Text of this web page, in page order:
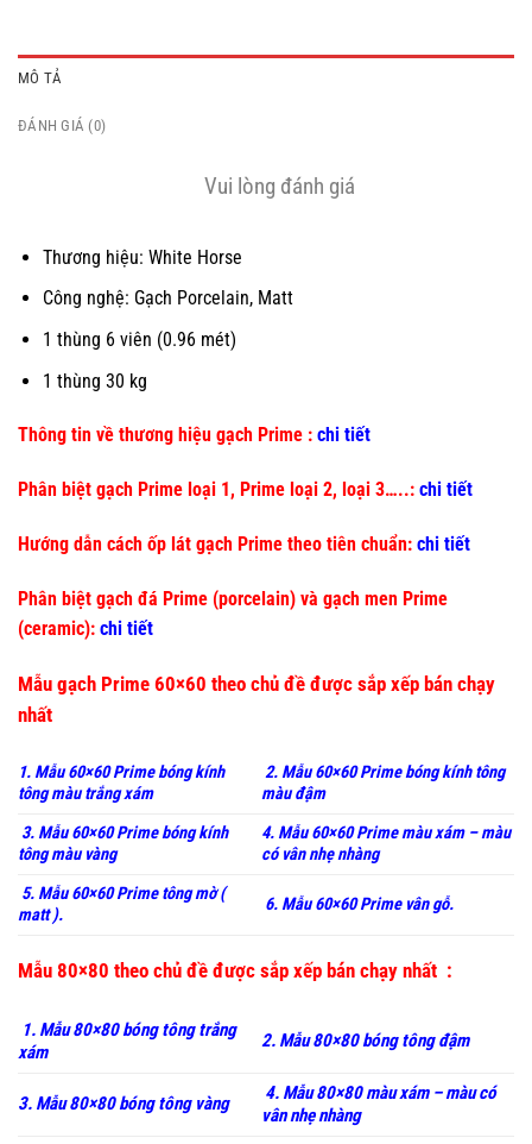
MÔ TẢ
ĐÁNH GIÁ (0)
Vui lòng đánh giá
Thương hiệu: White Horse
Công nghệ: Gạch Porcelain, Matt
1 thùng 6 viên (0.96 mét)
1 thùng 30 kg
Thông tin về thương hiệu gạch Prime : chi tiết
Phân biệt gạch Prime loại 1, Prime loại 2, loại 3…..: chi tiết
Hướng dẫn cách ốp lát gạch Prime theo tiên chuẩn: chi tiết
Phân biệt gạch đá Prime (porcelain) và gạch men Prime
(ceramic): chi tiết
Mẫu gạch Prime 60×60 theo chủ đề được sắp xếp bán chạy
nhất
1. Mẫu 60×60 Prime bóng kính
tông màu trắng xám
2. Mẫu 60×60 Prime bóng kính tông
màu đậm
3. Mẫu 60×60 Prime bóng kính
tông màu vàng
4. Mẫu 60×60 Prime màu xám – màu
có vân nhẹ nhàng
5. Mẫu 60×60 Prime tông mờ (
matt ).
6. Mẫu 60×60 Prime vân gỗ.
Mẫu 80×80 theo chủ đề được sắp xếp bán chạy nhất :
1. Mẫu 80×80 bóng tông trắng
xám
2. Mẫu 80×80 bóng tông đậm
3. Mẫu 80×80 bóng tông vàng
4. Mẫu 80×80 màu xám – màu có
vân nhẹ nhàng